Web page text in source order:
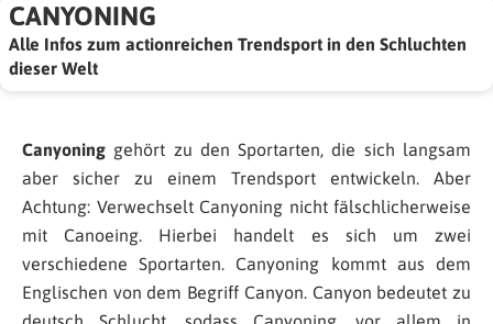
CANYONING
Alle Infos zum actionreichen Trendsport in den Schluchten
dieser Welt
Canyoning gehört zu den Sportarten, die sich langsam
aber sicher zu einem Trendsport entwickeln. Aber
Achtung: Verwechselt Canyoning nicht fälschlicherweise
mit Canoeing. Hierbei handelt es sich um zwei
verschiedene Sportarten. Canyoning kommt aus dem
Englischen von dem Begriff Canyon. Canyon bedeutet zu